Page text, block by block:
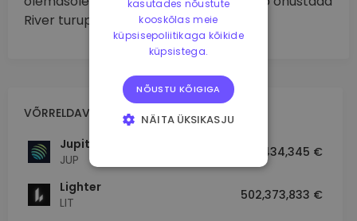
River turupositsiooni.
VÕRRELDAV TURUKAPITALISATSIOON
Jupiter
JUP
518,434,345 €
Lighter
LIT
502,373,833 €
kasutades nõustute
kooskõlas meie
küpsisepoliitikaga kõikide
küpsistega.
NÕUSTU KÕIGIGA
NÄITA ÜKSIKASJU